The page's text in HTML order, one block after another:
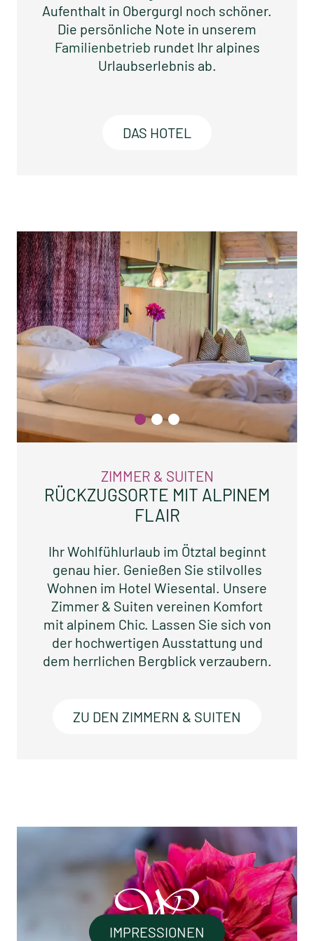
Aufenthalt in Obergurgl noch schöner.
Die persönliche Note in unserem
Familienbetrieb rundet Ihr alpines
Urlaubserlebnis ab.
DAS HOTEL
ZIMMER & SUITEN
RÜCKZUGSORTE MIT ALPINEM
FLAIR
Ihr Wohlfühlurlaub im Ötztal beginnt
genau hier. Genießen Sie stilvolles
Wohnen im Hotel Wiesental. Unsere
Zimmer & Suiten vereinen Komfort
mit alpinem Chic. Lassen Sie sich von
der hochwertigen Ausstattung und
dem herrlichen Bergblick verzaubern.
ZU DEN ZIMMERN & SUITEN
IMPRESSIONEN